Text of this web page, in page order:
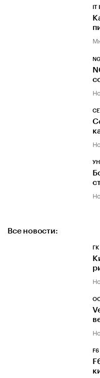
IT
Все новости:
ГК
F6